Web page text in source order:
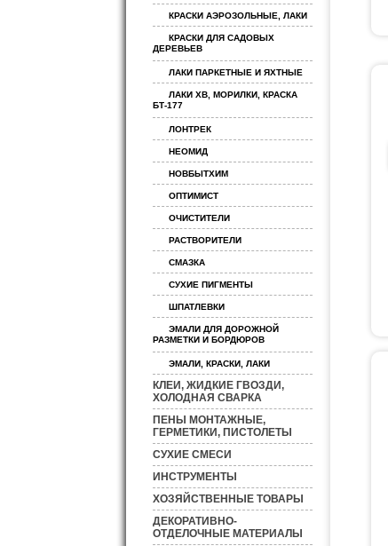
КРАСКИ АЭРОЗОЛЬНЫЕ, ЛАКИ
КРАСКИ ДЛЯ САДОВЫХ
ДЕРЕВЬЕВ
ЛАКИ ПАРКЕТНЫЕ И ЯХТНЫЕ
ЛАКИ ХВ, МОРИЛКИ, КРАСКА
БТ-177
ЛОНТРЕК
НЕОМИД
НОВБЫТХИМ
ОПТИМИСТ
ОЧИСТИТЕЛИ
РАСТВОРИТЕЛИ
СМАЗКА
СУХИЕ ПИГМЕНТЫ
ШПАТЛЕВКИ
ЭМАЛИ ДЛЯ ДОРОЖНОЙ
РАЗМЕТКИ И БОРДЮРОВ
ЭМАЛИ, КРАСКИ, ЛАКИ
КЛЕИ, ЖИДКИЕ ГВОЗДИ,
ХОЛОДНАЯ СВАРКА
ПЕНЫ МОНТАЖНЫЕ,
ГЕРМЕТИКИ, ПИСТОЛЕТЫ
СУХИЕ СМЕСИ
ИНСТРУМЕНТЫ
ХОЗЯЙСТВЕННЫЕ ТОВАРЫ
ДЕКОРАТИВНО-
ОТДЕЛОЧНЫЕ МАТЕРИАЛЫ